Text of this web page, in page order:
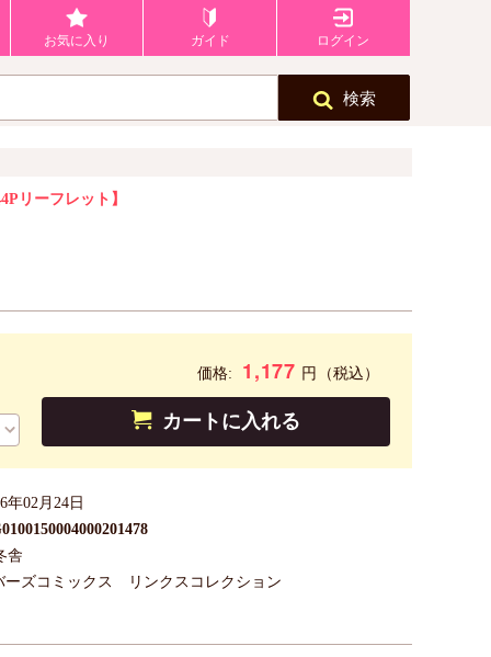
お気に入り ガイド ログイン
検索
リーフレット】
価格: 1,177 円
（税込）
カートに入れる
年02月24日
舎
ーズコミックス リンクスコレクション